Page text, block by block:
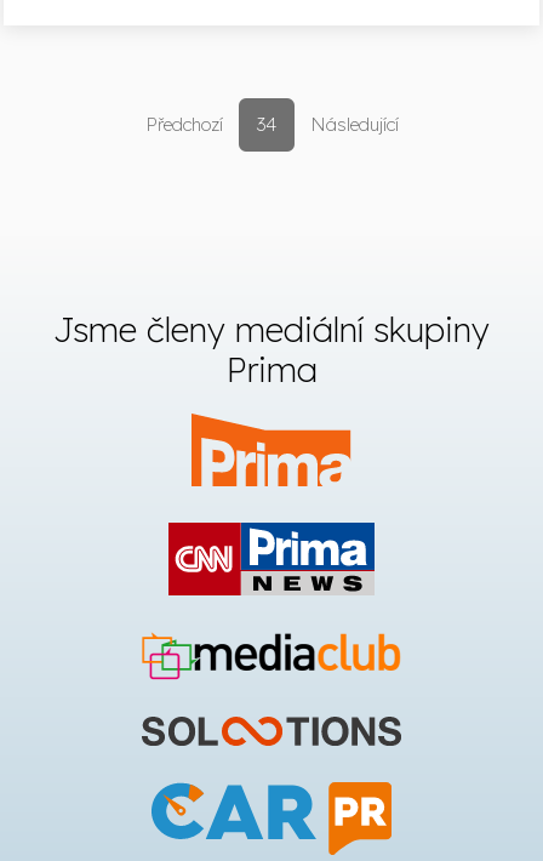
Předchozí 34 Následující
Jsme členy mediální skupiny
Prima